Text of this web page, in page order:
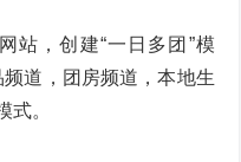
站，创建“一日多团”模
道，团房频道，本地生
式。